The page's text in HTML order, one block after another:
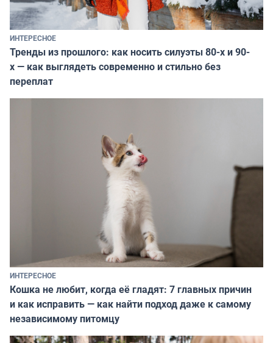
ИНТЕРЕСНОЕ
Тренды из прошлого: как носить силуэты 80-х и 90-
х — как выглядеть современно и стильно без
переплат
ИНТЕРЕСНОЕ
Кошка не любит, когда её гладят: 7 главных причин
и как исправить — как найти подход даже к самому
независимому питомцу